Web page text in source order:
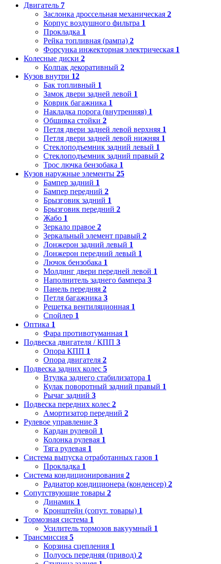
Двигатель 7
Заслонка дроссельная механическая 2
Корпус воздушного фильтра 1
Прокладка 1
Рейка топливная (рампа) 2
Форсунка инжекторная электрическая 1
Колесные диски 2
Колпак декоративный 2
Кузов внутри 12
Бак топливный 1
Замок двери задней левой 1
Коврик багажника 1
Накладка порога (внутренняя) 1
Обшивка стойки 2
Петля двери задней левой верхняя 1
Петля двери задней левой нижняя 1
Стеклоподъемник задний левый 1
Стеклоподъемник задний правый 2
Трос лючка бензобака 1
Кузов наружные элементы 25
Бампер задний 1
Бампер передний 2
Брызговик задний 1
Брызговик передний 2
Жабо 1
Зеркало правое 2
Зеркальный элемент правый 2
Лонжерон задний левый 1
Лонжерон передний левый 1
Лючок бензобака 1
Молдинг двери передней левой 1
Наполнитель заднего бампера 3
Панель передняя 2
Петля багажника 3
Решетка вентиляционная 1
Спойлер 1
Оптика 1
Фара противотуманная 1
Подвеска двигателя / КПП 3
Опора КПП 1
Опора двигателя 2
Подвеска задних колес 5
Втулка заднего стабилизатора 1
Кулак поворотный задний правый 1
Рычаг задний 3
Подвеска передних колес 2
Амортизатор передний 2
Рулевое управление 3
Кардан рулевой 1
Колонка рулевая 1
Тяга рулевая 1
Система выпуска отработанных газов 1
Прокладка 1
Система кондиционирования 2
Радиатор кондиционера (конденсер) 2
Сопутствующие товары 2
Динамик 1
Кронштейн (сопут. товары) 1
Тормозная система 1
Усилитель тормозов вакуумный 1
Трансмиссия 5
Корзина сцепления 1
Полуось передняя (привод) 2